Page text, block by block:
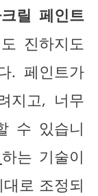
릴 페인트
진하지도
. 페인트가
지고, 너무
수 있습니
하는 기술이
로 조정되